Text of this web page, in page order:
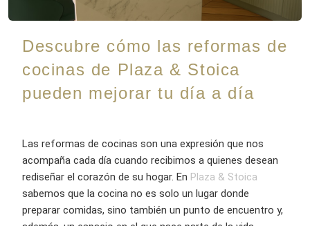
Descubre cómo las reformas de
cocinas de Plaza & Stoica
pueden mejorar tu día a día
Las reformas de cocinas son una expresión que nos
acompaña cada día cuando recibimos a quienes desean
rediseñar el corazón de su hogar. En Plaza & Stoica
sabemos que la cocina no es solo un lugar donde
preparar comidas, sino también un punto de encuentro y,